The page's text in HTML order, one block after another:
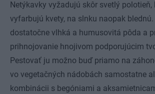
Netýkavky vyžadujú skôr svetlý polotieň,
vyfarbujú kvety, na slnku naopak
dostatočne vlhká a humusovitá pôda a
prihnojovanie hnojivom podporujúcim
Pestovať ju možno buď priamo na
vo vegetačných nádobách samostatne
kombinácii s begóniami a